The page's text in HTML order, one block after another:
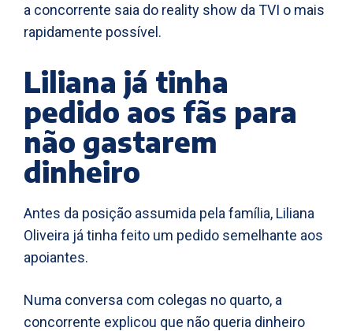
a concorrente saia do reality show da TVI o mais
rapidamente possível.
Liliana já tinha
pedido aos fãs para
não gastarem
dinheiro
Antes da posição assumida pela família, Liliana
Oliveira já tinha feito um pedido semelhante aos
apoiantes.
Numa conversa com colegas no quarto, a
concorrente explicou que não queria dinheiro